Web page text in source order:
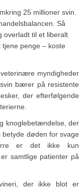
25 millioner svin.
Så
overladt til et liberalt
penge – koste
myndigheder
bærer på resistente
der efterfølgende
knoglebetændelse, der
døden for svage
er det ikke kun
samtlige patienter på
der ikke blot er